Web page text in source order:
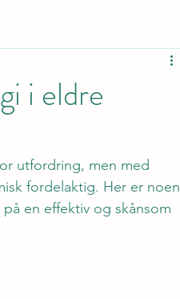
i eldre
utfordring, men med
fordelaktig. Her er noen
en effektiv og skånsom